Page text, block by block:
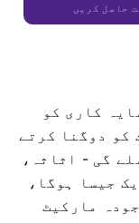
کاری کو
کو دوگنا کرتے
گی - اثاثہ،
جیسا ہوگا،
مارکیٹ